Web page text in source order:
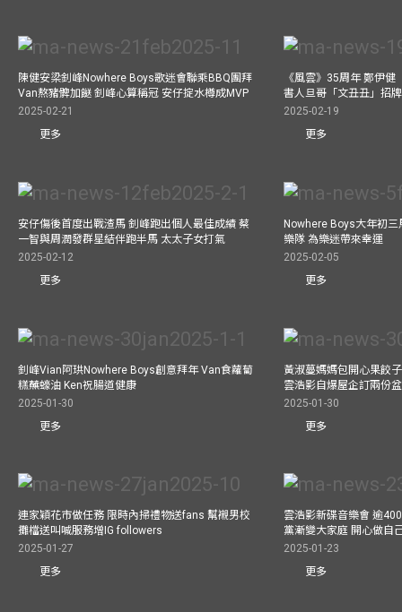
陳健安梁釗峰Nowhere Boys歌迷會聯乘BBQ團拜
Van熬豬髀加餸 釗峰心算稱冠 安仔掟水樽成MVP
2025-02-21
更多
《風雲》35周年 鄭伊
書人旦哥「文丑丑」招
2025-02-19
更多
安仔傷後首度出戰渣馬 釗峰跑出個人最佳成績 蔡
一智與周潤發群星結伴跑半馬 太太子女打氣
2025-02-12
更多
Nowhere Boys大年初
樂隊 為樂迷帶來幸運
2025-02-05
更多
釗峰Vian阿珙Nowhere Boys創意拜年 Van食蘿蔔
糕蘸蠔油 Ken祝腸道健康
2025-01-30
更多
黃淑蔓媽媽包開心果餃
雲浩影自爆屋企訂兩份
2025-01-30
更多
連家穎花市做任務 限時內掃禮物送fans 幫襯男校
攤檔送叫喊服務增IG followers
2025-01-27
更多
雲浩影新碟音樂會 逾
黨漸變大家庭 開心做自
2025-01-23
更多